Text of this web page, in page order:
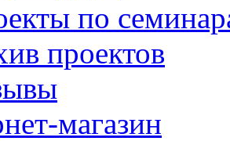
по
проектов
магазин